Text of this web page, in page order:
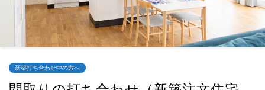
新築打ち合わせ中の方へ